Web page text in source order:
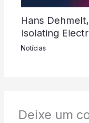
Hans
Isolating
Notícias
Deixe um